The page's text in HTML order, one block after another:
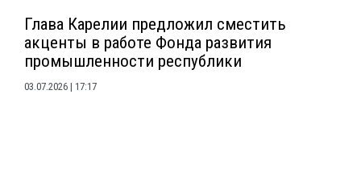
Глава Карелии предложил сместить
акценты в работе Фонда развития
промышленности республики
03.07.2026 17:17